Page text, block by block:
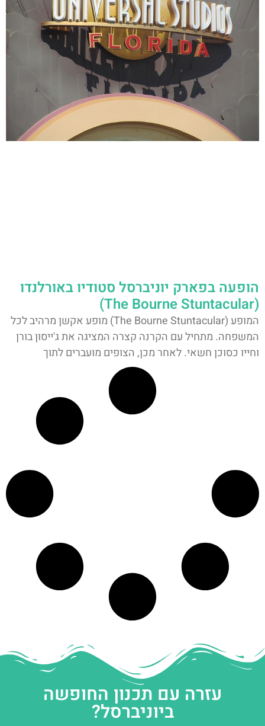
הופעה בפארק יוניברסל סטודיו באורלנדו
(The Bourne Stuntacular)
המופע (The Bourne Stuntacular) מופע אקשן מרהיב לכל
המשפחה. מתחיל עם הקרנה קצרה המציגה את ג'ייסון בורן
וחייו כסוכן חשאי. לאחר מכן, הצופים מועברים לתוך
עזרה עם תכנון החופשה
ביוניברסל?